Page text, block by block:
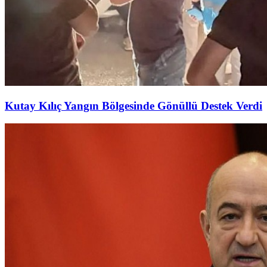
Kutay Kılıç Yangın Bölgesinde Gönüllü Destek Verdi